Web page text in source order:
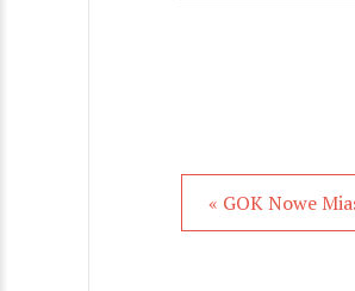
« GOK Nowe